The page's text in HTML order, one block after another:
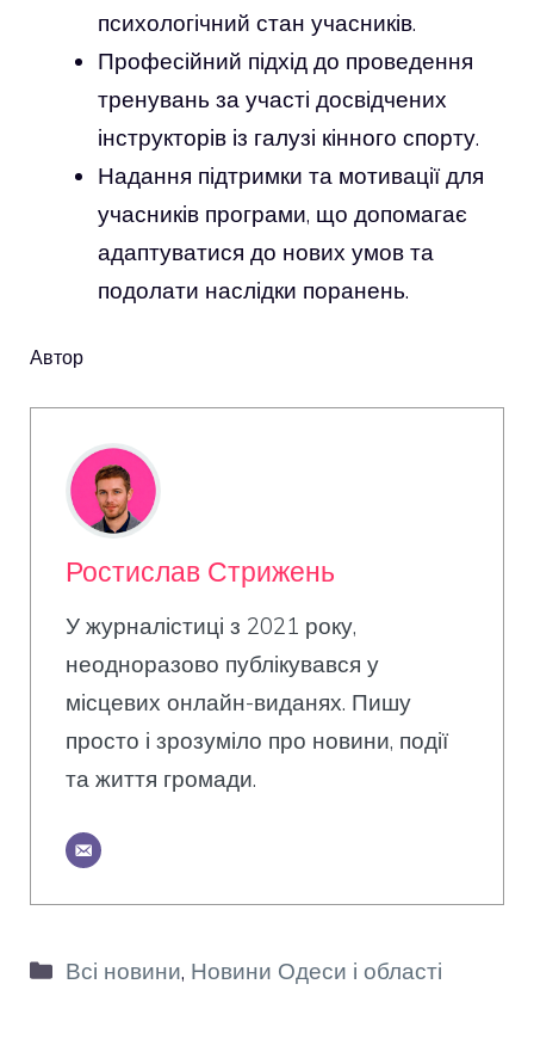
психологічний стан учасників.
Професійний підхід до проведення
тренувань за участі досвідчених
інструкторів із галузі кінного спорту.
Надання підтримки та мотивації для
учасників програми, що допомагає
адаптуватися до нових умов та
подолати наслідки поранень.
Автор
Ростислав Стрижень
У журналістиці з 2021 року,
неодноразово публікувався у
місцевих онлайн-виданях. Пишу
просто і зрозуміло про новини, події
та життя громади.
Категорії
Всі новини, Новини Одеси і області